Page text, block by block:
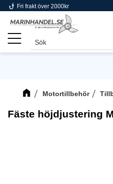
Meny
phishing Fri frakt över 2000kr
Motortillbehör
Fäste höjdjustering